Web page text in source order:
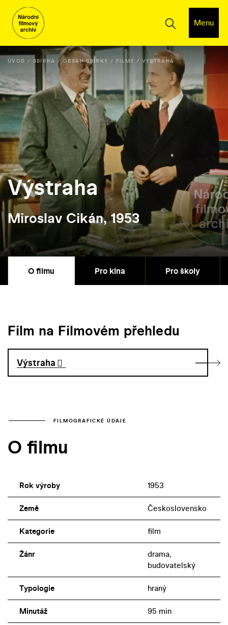
Menu
ÚVOD SBÍRKA OBSAH SBÍRKY FILMY VÝSTRAHA
Výstraha
Miroslav Cikán, 1953
O filmu Pro kina Pro školy
Film na Filmovém přehledu
Výstraha
FILMOGRAFICKÉ ÚDAJE
O filmu
Rok výroby 1953
Země Československo
Kategorie film
Žánr
drama,
budovatelský
Typologie hraný
Minutáž 95 min